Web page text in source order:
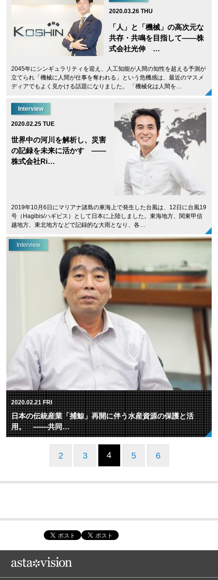
2020.03.26 THU
「人」と「機械」の高次元な
共存・共鳴を目指して——株
式会社光伸 …
2045年にシンギュラリティを迎え、人工知能が人間の知性を超える予測が
立てられ「機械に人間が仕事を奪われる」という危機感は、最近のマスメ
ディアでもよく見かける話題になりました。 「機械化は人間を…
Interview
2020.02.25 TUE
世界中の河川を解析し、災害
の記録を未来に活かす ——
株式会社Ri…
2019年10月6日にマリアナ諸島の東海上で発生した台風は、12日に台風19
号（Hagibis/ハギビス）として日本に上陸しました。東海地方、関東甲信
越地方、東北地方などで記録的な大雨となり、各…
Interview
2020.02.21 FRI
日本の伝統産業「捕鯨」再開に伴う水産資源の保護と活
用。 ——共同…
2 3 4 5 6